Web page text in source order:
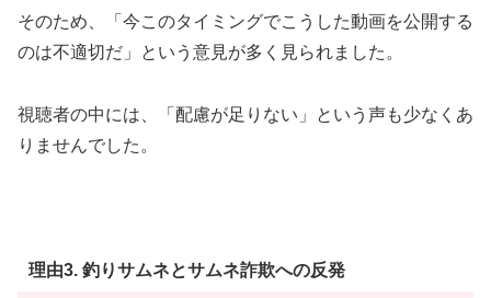
そのため、「今このタイミングでこうした動画を公開する
のは不適切だ」という意見が多く見られました。
視聴者の中には、「配慮が足りない」という声も少なくあ
りませんでした。
理由3. 釣りサムネとサムネ詐欺への反発